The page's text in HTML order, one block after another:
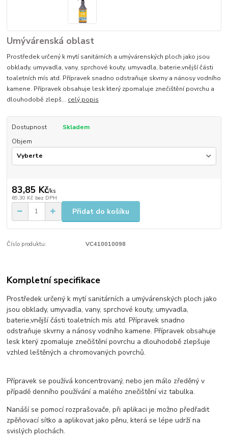
Umývárenská oblast
Prostředek určený k mytí sanitárních a umývárenských ploch jako jsou
obklady, umyvadla, vany, sprchové kouty, umyvadla, baterie,vnější části
toaletních mís atd. Přípravek snadno odstraňuje skvrny a nánosy vodního
kamene. Přípravek obsahuje lesk který zpomaluje znečištění povrchu a
dlouhodobě zlepš... celý popis
Dostupnost
Skladem
Objem
83,85 Kč/ks
69,30 Kč bez DPH
Přidat do košíku
Číslo produktu: VC410010098
Kompletní specifikace
Prostředek určený k mytí sanitárních a umývárenských ploch jako
jsou obklady, umyvadla, vany, sprchové kouty, umyvadla,
baterie,vnější části toaletních mís atd. Přípravek snadno
odstraňuje skvrny a nánosy vodního kamene. Přípravek obsahuje
lesk který zpomaluje znečištění povrchu a dlouhodobě zlepšuje
vzhled leštěných a chromovaných povrchů.
Přípravek se používá koncentrovaný, nebo jen málo zředěný v
případě denního používání a malého znečištění viz tabulka.
Nanáší se pomocí rozprašovače, při aplikaci je možno předřadit
zpěňovací sítko a aplikovat jako pěnu, která se lépe udrží na
svislých plochách.